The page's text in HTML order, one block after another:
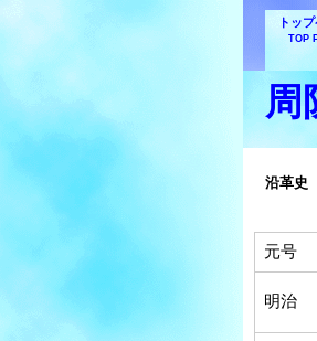
周
沿革史
元号
明治
トッ
TOP